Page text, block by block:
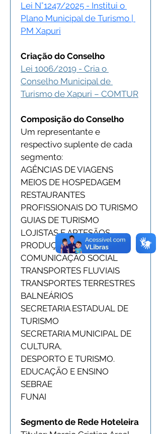
Lei N°1247/2025 - Institui o
Plano Municipal de Turismo |
PM Xapuri
Criação do Conselho
Lei 1006/2019 - Cria o
Conselho Municipal de
Turismo de Xapuri – COMTUR
Composição do Conselho
Um representante e
respectivo suplente de cada
segmento:
AGÊNCIAS DE VIAGENS
MEIOS DE HOSPEDAGEM
RESTAURANTES
PROFISSIONAIS DO TURISMO
GUIAS DE TURISMO
LOJISTAS E ARTESÃOS
PRODUÇÃO ASSOCIADA
COMUNICAÇÃO SOCIAL
TRANSPORTES FLUVIAIS
TRANSPORTES TERRESTRES
BALNEÁRIOS
SECRETARIA ESTADUAL DE
TURISMO
SECRETARIA MUNICIPAL DE
CULTURA,
DESPORTO E TURISMO.
EDUCAÇÃO E ENSINO
SEBRAE
FUNAI
Segmento de Rede Hoteleira